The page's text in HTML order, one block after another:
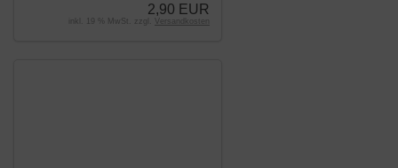
2,90 EUR
inkl. 19 % MwSt. zzgl. Versandkosten